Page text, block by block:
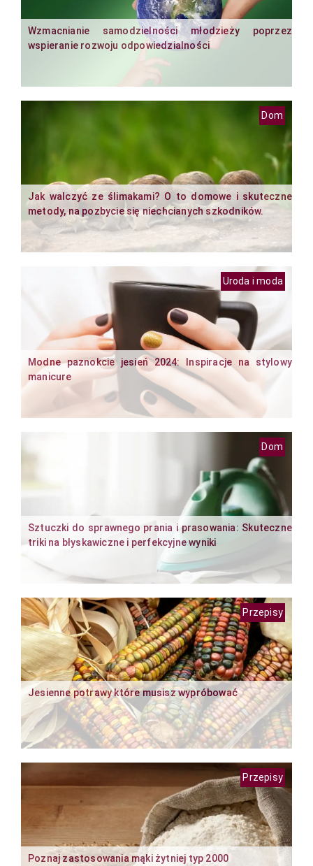
Wzmacnianie samodzielności młodzieży poprzez
wspieranie rozwoju odpowiedzialności
Jak walczyć ze ślimakami? O to domowe i skuteczne
metody, na pozbycie się niechcianych szkodników.
Dom
Modne paznokcie jesień 2024: Inspiracje na stylowy
manicure
Uroda i moda
Sztuczki do sprawnego prania i prasowania: Skuteczne
triki na błyskawiczne i perfekcyjne wyniki
Dom
Jesienne potrawy które musisz wypróbować
Przepisy
Poznaj zastosowania mąki żytniej typ 2000
Przepisy